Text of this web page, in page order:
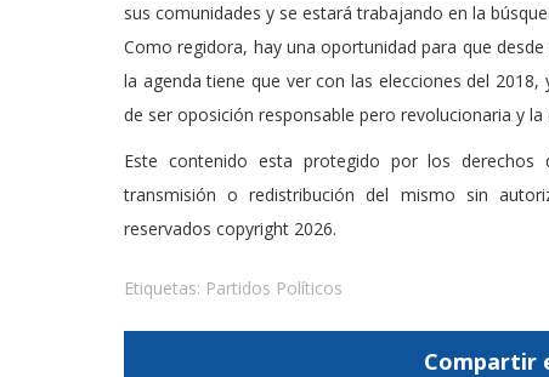
sus comunidades y se estará trabajando en la
Como regidora, hay una oportunidad para que
la agenda tiene que ver con las elecciones del
de ser oposición responsable pero revolucionaria y
Este contenido esta protegido por los
transmisión o redistribución del mismo sin
reservados copyright 2026.
Etiquetas: Partidos Políticos
Compartir